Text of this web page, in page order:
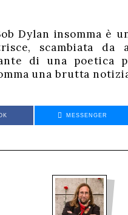
Dylan insomma è
scambiata da
di una poetica
una brutta
MESSENGER